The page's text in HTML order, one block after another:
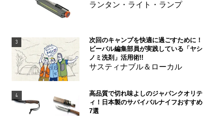
ランタン・ライト・ランプ
3
次回のキャンプを快適に過ごすために！
ビーパル編集部員が実践している「ヤシ
ノミ洗剤」活用術!!
サスティナブル＆ローカル
4
高品質で切れ味よしのジャパンクオリテ
ィ！日本製のサバイバルナイフおすすめ
7選